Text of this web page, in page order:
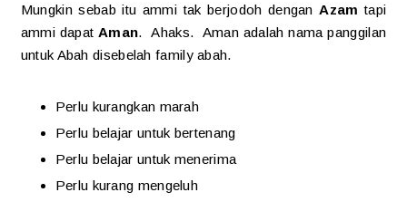
Mungkin sebab itu ammi tak berjodoh dengan Azamtapi
ammi dapat Aman. Ahaks. Aman adalah nama panggilan
untuk Abah disebelah family abah.
Perlu kurangkan marah
Perlu belajar untuk bertenang
Perlu belajar untuk menerima
Perlu kurang mengeluh